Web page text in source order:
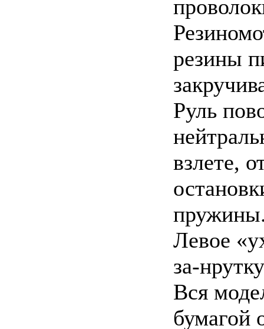
резины
Руль
взлете,
Левое
за-
Вся
бумагой